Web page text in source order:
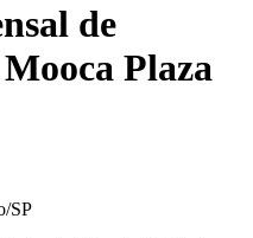
de
Plaza
SP